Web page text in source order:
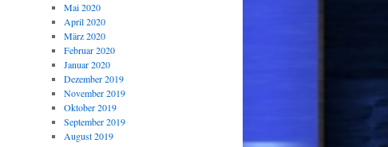
Mai 2020
April 2020
März 2020
Februar 2020
Januar 2020
Dezember 2019
November 2019
Oktober 2019
September 2019
August 2019